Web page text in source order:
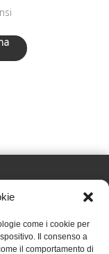
come i cookie per
Il consenso a
il comportamento di